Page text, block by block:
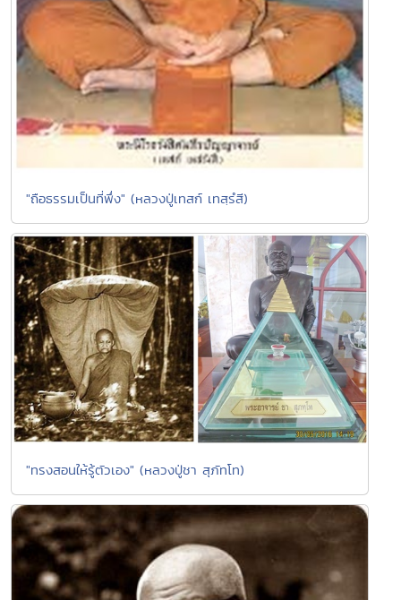
"ถือธรรมเป็นที่พึ่ง" (หลวงปู่เทสก์ เทสฺรํสี)
"ทรงสอนให้รู้ตัวเอง" (หลวงปู่ชา สุภัทโท)